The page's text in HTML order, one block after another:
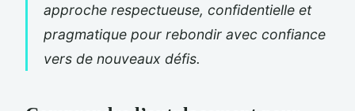
approche respectueuse, confidentielle et
pragmatique pour rebondir avec confiance
vers de nouveaux défis.